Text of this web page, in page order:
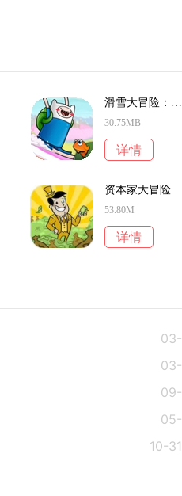
滑雪大冒险：探险时光
30.75MB
详情
资本家大冒险
53.80M
详情
03-
20
03-
03
09-
22
05-
23
10-31